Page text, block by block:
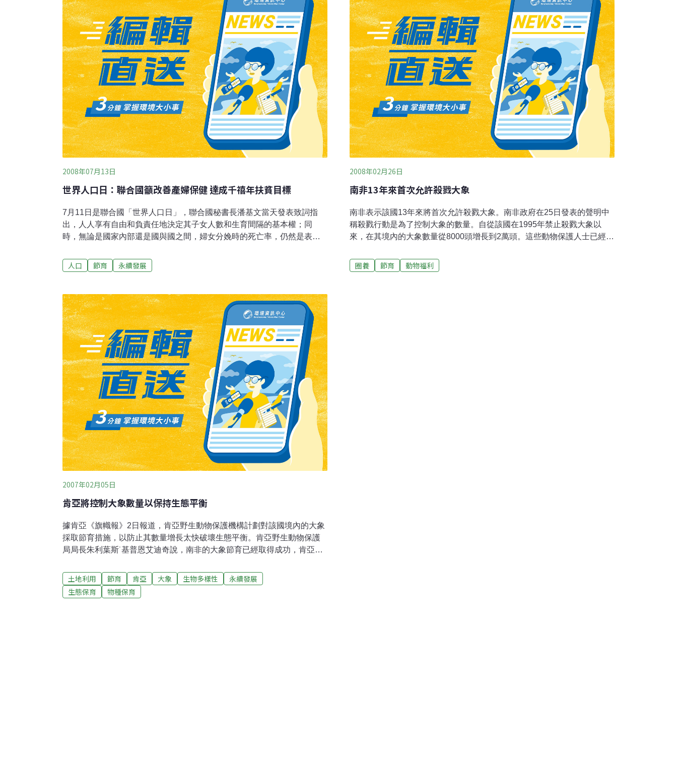
議題。失控的人口 逼死其他物種2011年，全球人口突破70億大關，預計將
在2050年達到90億——如此驚人的成長速度和數
2008年07月13日
世界人口日：聯合國籲改善產婦保健 達成千禧年扶貧目標
7月11日是聯合國「世界人口日」，聯合國秘書長潘基文當天發表致詞指
出，人人享有自由和負責任地決定其子女人數和生育間隔的基本權；同
時，無論是國家內部還是國與國之間，婦女分娩時的死亡率，仍然是表明
產婦保健：分娩時熟練的助產服務、提供緊急產科護理設施和家庭計畫
(family planning)。他指出，家庭計劃是生殖健康基本的一環，因為家庭計
和健康有著直接影響。確保家庭獲得這些服務，可使產婦死亡率降低三分
之一、兒童死亡率最多可降低20%。然而，特別是對窮人、邊緣化人口和
年輕人來說，他們的資訊不足，享受不到家庭計畫的好處；而隨著10億以
上15至24歲的人口進入生殖年齡，這方面的需求只會增加。潘基文呼籲各
國履行千禧年發展扶貧承諾，為降低產婦死亡率。 另一方面，目前全球人
口
人口 節育 永續發展
2008年02月26日
南非13年來首次允許殺戮大象
南非表示該國13年來將首次允許殺戮大象。南非政府在25日發表的聲明中
稱殺戮行動是為了控制大象的數量。自從該國在1995年禁止殺戮大象以
來，在其境內的大象數量從8000頭增長到2萬頭。這些動物保護人士已經威
事務及旅遊署部長范沙爾奎克在聲明中說，殺戮大象是最後的一個辦法，
而且這要遵守嚴格的要求才會得到允許。他還說，也可能會使用其它的辦
圈養 節育 動物福利
2007年02月05日
肯亞將控制大象數量以保持生態平衡
據肯亞《旗幟報》2日報道，肯亞野生動物保護機構計劃對該國境內的大象
採取節育措施，以防止其數量增長太快破壞生態平衡。肯亞野生動物保護
局局長朱利葉斯˙基普恩艾迪奇說，南非的大象節育已經取得成功，肯亞將
果試驗取得成功，這一措施將推廣到肯亞其他地區。目前肯亞境內共有大
象約3萬頭，此一數量正合適，但若超過5萬頭就會對生態系統造成破壞，
並危及當地居民的生活，因此必須控制在5萬頭以內。雖然現在的大象數量
土地利用 節育 肯亞 大象 生物多樣性
永續發展
生態保育
物種保育